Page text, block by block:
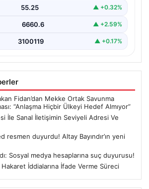
3100119 ▲ +0.17%
Fidan’dan Mekke Ortak Savunma
“Anlaşma Hiçbir Ülkeyi Hedef Almıyor”
İle Sanal İletişimin Seviyeli Adresi Ve
duyurdu! Altay Bayındır’ın yeni
Sosyal medya hesaplarına suç duyurusu!
İddialarına İfade Verme Süreci